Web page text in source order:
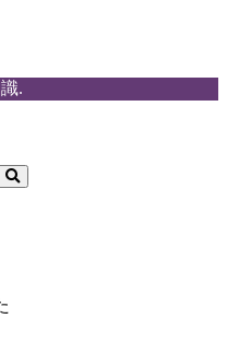
.